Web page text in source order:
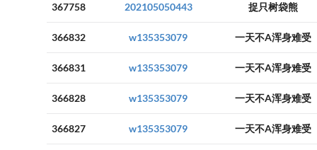
367758 202105050443 捉只树袋熊
366832 w135353079 一天不A浑身难受
366831 w135353079 一天不A浑身难受
366828 w135353079 一天不A浑身难受
366827 w135353079 一天不A浑身难受